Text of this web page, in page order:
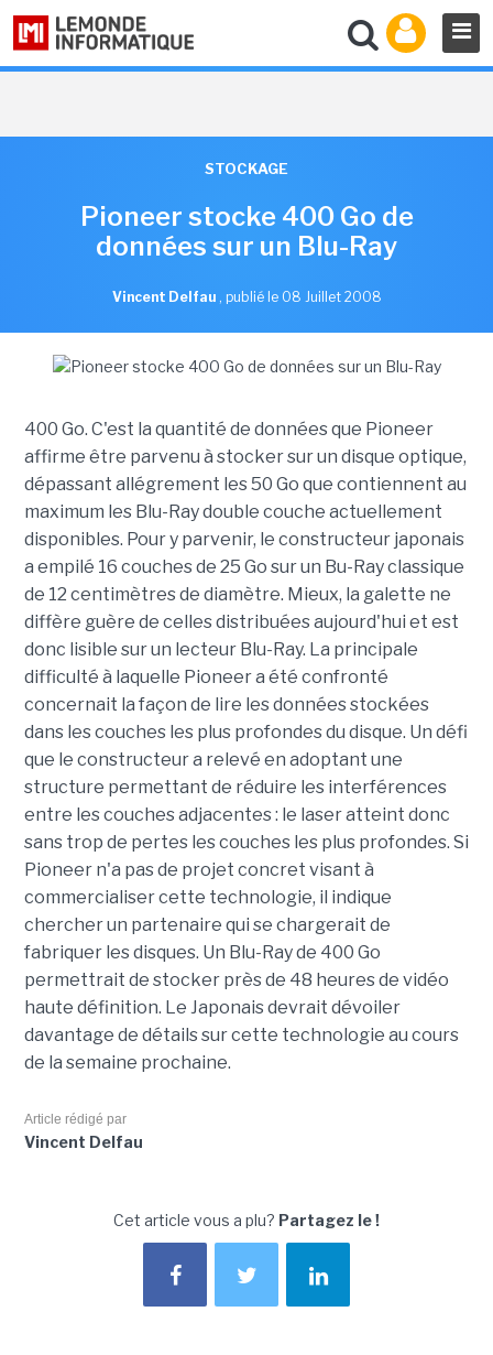
STOCKAGE
Pioneer stocke 400 Go de
données sur un Blu-Ray
Vincent Delfau , publié le 08 Juillet 2008
400 Go. C'est la quantité de données que Pioneer
affirme être parvenu à stocker sur un disque optique,
dépassant allégrement les 50 Go que contiennent au
maximum les Blu-Ray double couche actuellement
disponibles. Pour y parvenir, le constructeur japonais
a empilé 16 couches de 25 Go sur un Bu-Ray classique
de 12 centimètres de diamètre. Mieux, la galette ne
diffère guère de celles distribuées aujourd'hui et est
donc lisible sur un lecteur Blu-Ray. La principale
difficulté à laquelle Pioneer a été confronté
concernait la façon de lire les données stockées
dans les couches les plus profondes du disque. Un défi
que le constructeur a relevé en adoptant une
structure permettant de réduire les interférences
entre les couches adjacentes : le laser atteint donc
sans trop de pertes les couches les plus profondes. Si
Pioneer n'a pas de projet concret visant à
commercialiser cette technologie, il indique
chercher un partenaire qui se chargerait de
fabriquer les disques. Un Blu-Ray de 400 Go
permettrait de stocker près de 48 heures de vidéo
haute définition. Le Japonais devrait dévoiler
davantage de détails sur cette technologie au cours
de la semaine prochaine.
Article rédigé par
Vincent Delfau
Cet article vous a plu? Partagez le !